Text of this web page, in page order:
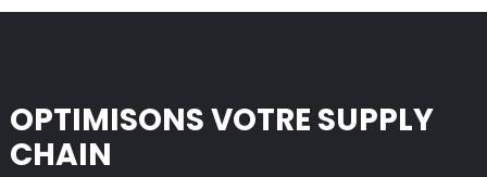
OPTIMISONS VOTRE SUPPLY
CHAIN